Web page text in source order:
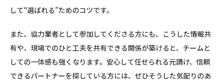
して“選ばれる”ためのコツです。
また、協力業者として参加してくださる方にも、こうした情報共
有や、現場でのひと工夫を共有できる関係が築けると、チームと
しての一体感も強くなります。安心して任せられる元請け、信頼
できるパートナーを探している方には、ぜひそうした気配りのあ